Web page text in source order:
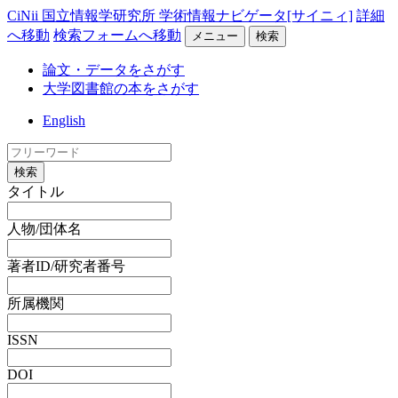
CiNii 国立情報学研究所 学術情報ナビゲータ[サイニィ] 詳細
へ移動 検索フォームへ移動 メニュー 検索
論文・データをさがす
大学図書館の本をさがす
English
検索
タイトル
人物/団体名
著者ID/研究者番号
所属機関
ISSN
DOI